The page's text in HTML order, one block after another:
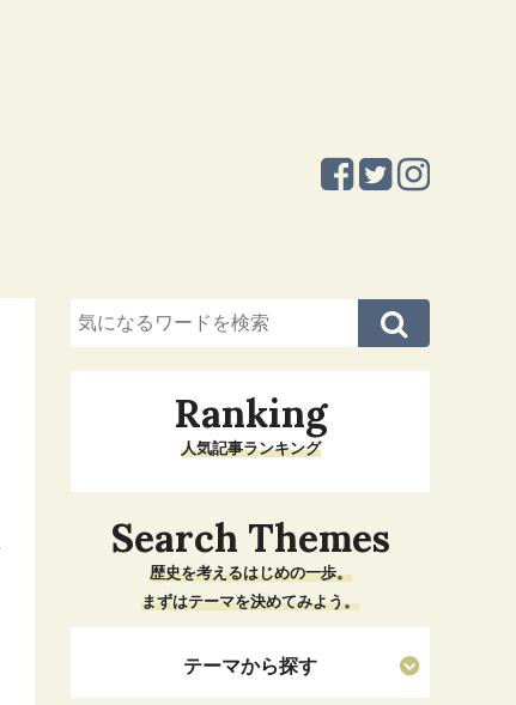
Ranking
人気記事ランキング
Search Themes
歴史を考えるはじめの一歩。
まずはテーマを決めてみよう。
テーマから探す